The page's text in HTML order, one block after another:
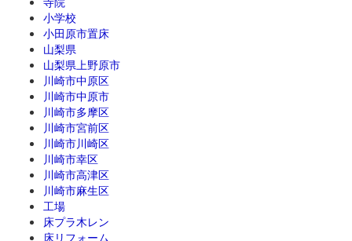
小学校
小田原市置床
山梨県
山梨県上野原市
川崎市中原区
川崎市中原市
川崎市多摩区
川崎市宮前区
川崎市川崎区
川崎市幸区
川崎市高津区
川崎市麻生区
工場
床プラ木レン
床リフォーム